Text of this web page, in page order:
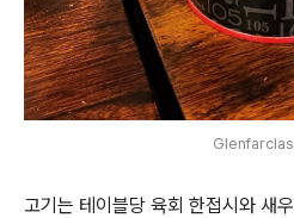
고기는 테이블당 육회 한접시와 새